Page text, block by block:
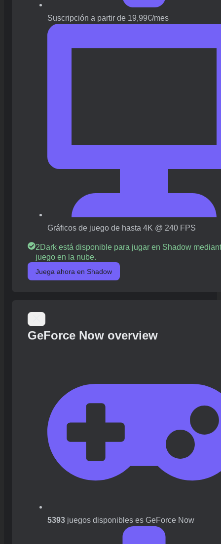
Suscripción a partir de 19,99€/mes
Gráficos de juego de hasta 4K @ 240 FPS
2Dark está disponible para jugar en Shadow
juego en la nube.
Juega ahora en Shadow
GeForce Now overview
5393 juegos disponibles es GeForce Now